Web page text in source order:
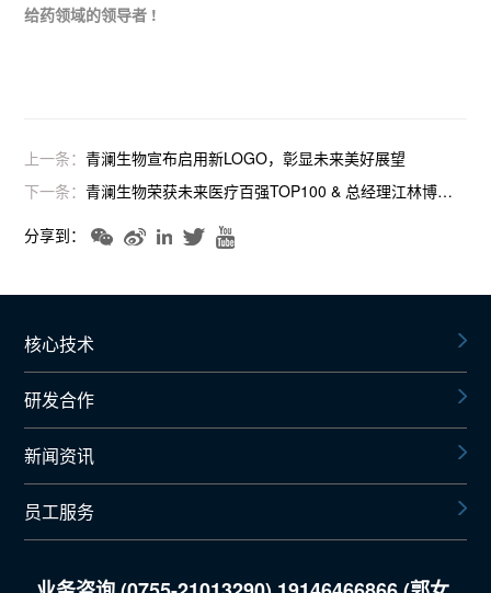
给药领域的领导者 !
上一条：青澜生物宣布启用新LOGO，彰显未来美好展望
下一条：青澜生物荣获未来医疗百强TOP100 & 总经理江林博士荣获蔚澜奖·年度创业新锐奖项
分享到：
核心技术
研发合作
新闻资讯
员工服务